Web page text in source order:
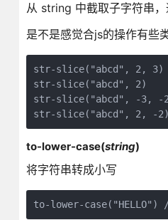
从 string 中截取子字符串
是不是感觉合js的操作有些类
str-slice("abcd", 2, 3)
str-slice("abcd", 2)
str-slice("abcd", -3, -
str-slice("abcd", 2, -
to-lower-case(string)
将字符串转成小写
to-lower-